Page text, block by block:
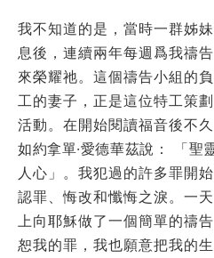
我不知道的是，當時一群姊
息後，連續兩年每週爲我禱
來榮耀祂。這個禱告小組的
工的妻子，正是這位特工策
活動。在開始閱讀福音後不
如約拿單·愛德華茲說： 「聖
人心」。我犯過的許多罪開
認罪、悔改和懺悔之淚。一
上向耶穌做了一個簡單的禱
恕我的罪，我也願意把我的